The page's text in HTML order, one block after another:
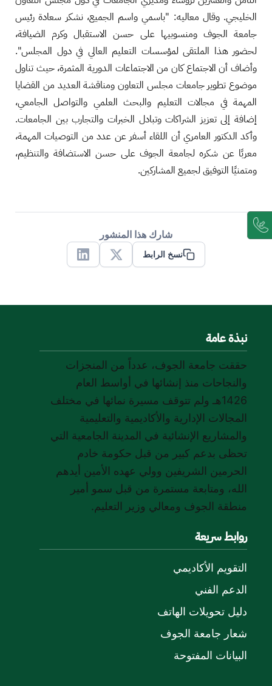
الخليجي. وقال معاليه: "باسمي واسم الجميع، نشكر سعادة رئيس
جامعة الجوف ومنسوبيها على حسن الاستقبال وكرم الضيافة،
لحضور هذا الملتقى لمؤسسات التعليم العالي في دول المجلس".
وأضاف أن الاجتماع كان من الاجتماعات الدورية المثمرة، حيث تناول
موضوع تطوير جامعات مجلس التعاون ومناقشة العديد من القضايا
المهمة في مجالات التعليم والبحث العلمي والتواصل الجامعي،
إضافة إلى تعزيز الشراكات وتبادل الخبرات والتجارب بين الجامعات.
وأكد الدكتور العامري أن اللقاء أسفر عن عدد من التوصيات المهمة،
معربًا عن شكره لجامعة الجوف على حسن الاستضافة والتنظيم،
ومتمنيًا التوفيق لجميع المشاركين.
شارك هذا المنشور
نسخ الرابط
X
Linkedin
نبذة عامة
حققت جامعة الجوف، عدداً من المنجزات
والنجاحات منذ إنشائها في أواسط العام
1426هـ ولم تتوقف مسيرة نمائها في مختلف
المجالات الإدارية والأكاديمية والتعليمية
والمشاريع الإنشائية في المدينة الجامعية التي
تحظى بدعم كبير من قبل حكومة خادم
الحرمين الشريفين وولي عهده الأمين أيدهم
الله، ومتابعة مستمرة من قبل سمو أمير
منطقة الجوف ومعالي وزير التعليم.
روابط سريعة
التقويم الأكاديمي
الدعم الفني
دليل تحويلات الهاتف
شعار جامعة الجوف
البيانات المفتوحة